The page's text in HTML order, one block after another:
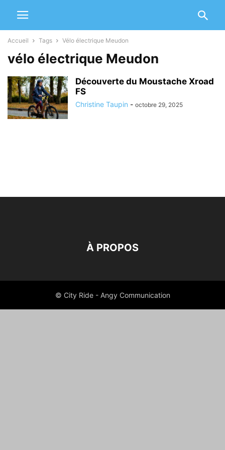
Accueil Tags Vélo électrique Meudon
vélo électrique Meudon
Découverte du Moustache Xroad
FS
Christine Taupin - octobre 29, 2025
À PROPOS
© City Ride - Angy Communication